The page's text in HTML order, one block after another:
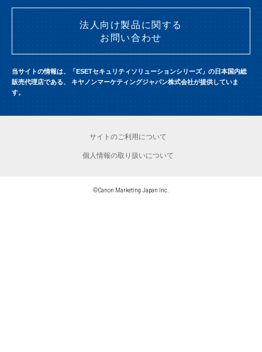
法人向け製品に関する
お問い合わせ
当サイトの情報は、「ESETセキュリティソリューションシリーズ」の日本国内総
販売代理店である、 キヤノンマーケティングジャパン株式会社が提供していま
す。
サイトのご利用について
個人情報の取り扱いについて
©Canon Marketing Japan Inc.